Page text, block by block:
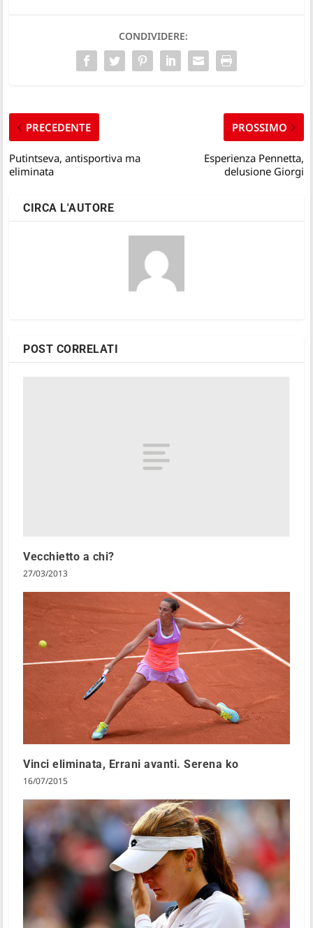
CONDIVIDERE:
PRECEDENTE
Putintseva, antisportiva ma
eliminata
PROSSIMO
Esperienza Pennetta,
delusione Giorgi
CIRCA L'AUTORE
POST CORRELATI
Vecchietto a chi?
27/03/2013
Vinci eliminata, Errani avanti. Serena ko
16/07/2015